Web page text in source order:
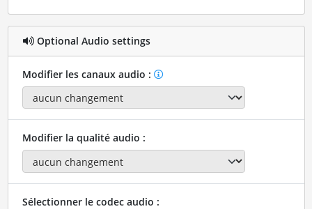
Optional Audio settings
Modifier les canaux audio :
Modifier la qualité audio :
Sélectionner le codec audio :